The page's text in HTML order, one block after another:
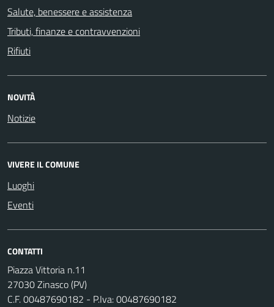
Salute, benessere e assistenza
Tributi, finanze e contravvenzioni
Rifiuti
NOVITÀ
Notizie
VIVERE IL COMUNE
Luoghi
Eventi
CONTATTI
Piazza Vittoria n.11
27030 Zinasco (PV)
C.F. 00487690182 - P.Iva: 00487690182